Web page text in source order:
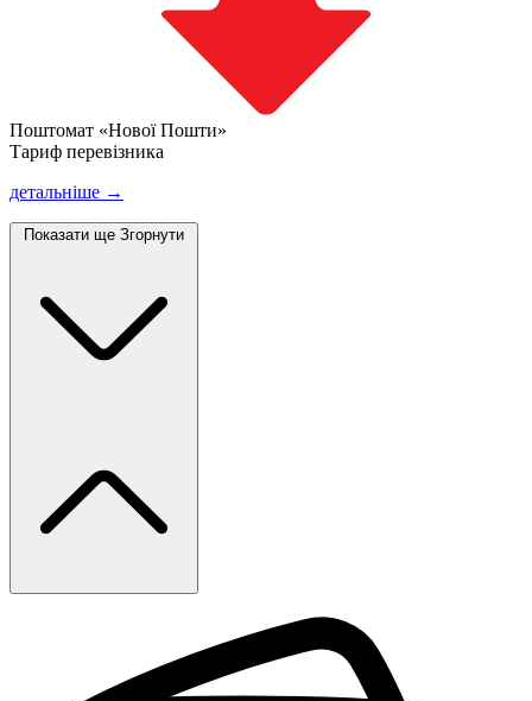
Поштомат «Нової Пошти»
Тариф перевізника
детальніше →
Показати ще Згорнути